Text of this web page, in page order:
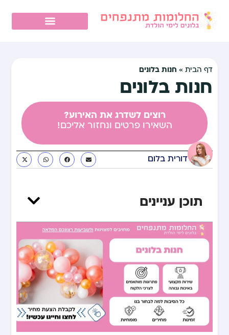
דף הבית » חנות בלונים
חנות בלונים
רוצים לשדרג את האירוע?
השאירו פרטים ונחזור אליכם!
דורית בלום
תוכן עניינים